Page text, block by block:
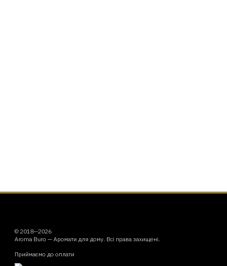
© 2018—2026
Aroma Buro — Аромати для дому. Всі права захищені.
Приймаємо до оплати